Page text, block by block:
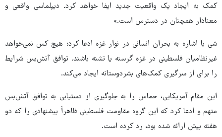
کمک به ایجاد یک واقعیت جدید ایفا خواهد کرد. دیپلماسی واقعی و
معنادار همچنان در دسترس است.»
شی با اشاره به بحران انسانی در نوار غزه ادعا کرد: هیچ کس نمی‌خواهد
غیرنظامیان فلسطینی در غزه گرسنه یا تشنه باشند. توافق آتش‌بس شرایط
را برای از سرگیری کمک‌های بشردوستانه ایجاد می‌کند.
این مقام آمریکایی، حماس را به جلوگیری از دستیابی به توافق آتش‌بس
متهم و ادعا کرد که این گروه مقاومت فلسطینی ظاهراً پیشنهادی را که دو
هفته پیش ارائه شده بود، رد کرده است.